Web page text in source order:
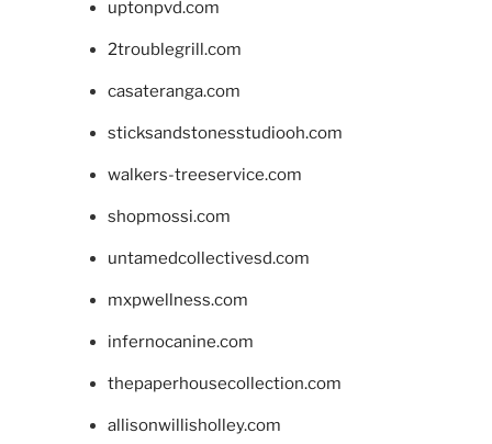
uptonpvd.com
2troublegrill.com
casateranga.com
sticksandstonesstudiooh.com
walkers-treeservice.com
shopmossi.com
untamedcollectivesd.com
mxpwellness.com
infernocanine.com
thepaperhousecollection.com
allisonwillisholley.com